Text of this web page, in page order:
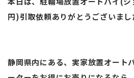
円)引取依頼ありがとうございま
静岡県内にある、実家放置オート